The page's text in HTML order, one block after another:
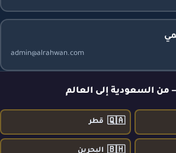
admin@alrahwan.com
السعودية إلى العالم
🇶🇦 قطر
🇧🇭 البحرين